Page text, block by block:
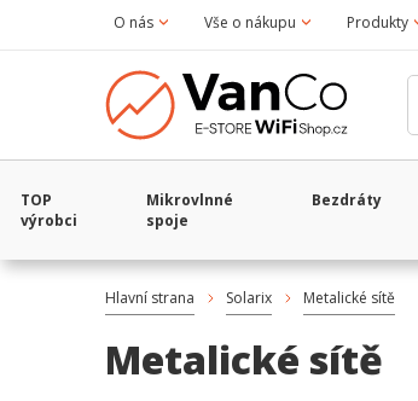
O nás Vše o nákupu Produkty
TOP
výrobci
Mikrovlnné
spoje
Bezdráty
Hlavní strana Solarix Metalické sítě
Metalické sítě